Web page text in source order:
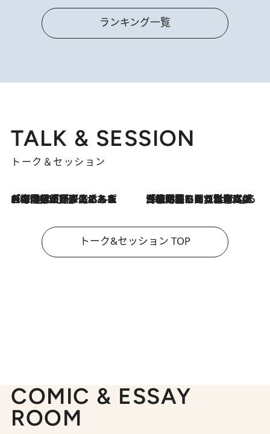
ランキング一覧
TALK & SESSION
トーク＆セッション
2026.8.3
「今後値上げがあるとすれば…」「リスクがあるのは今年の冬」エネルギー専門家が語る、ホルムズ海峡封鎖が家庭にもたらす“ある心配” 2026.8.3
「住宅建てられない…」「サーチャージ料の高値が続いている」ホルムズ海峡封鎖による影響はいつまで続く？《エネルギー専門家に聞く“どうなる日本の暮らし”》
トーク&セッション TOP
COMIC & ESSAY
ROOM